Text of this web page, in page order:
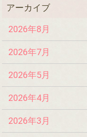
2026年8月
2026年7月
2026年5月
2026年4月
2026年3月